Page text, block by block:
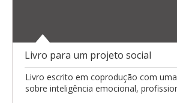
Livro para um projeto social
Livro escrito em coprodução com
sobre inteligência emocional,